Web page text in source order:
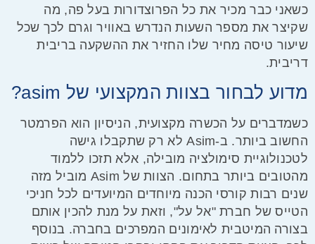
כשאני כבר מכיר את כל הפרוצדורות בעל פה, מה
שקיצר את מספר השעות הנדרש באוויר וגרם לכך שכל
שיעור טיסה מחיר שלו החזיר את ההשקעה בריבית
דריבית.
מדוע לבחור בצוות המקצועי של asim?
כשמדברים על הכשרה מקצועית, הניסיון הוא הפרמטר
החשוב ביותר. ב-Asim לא רק שתקבלו גישה
לטכנולוגיית סימולציה מובילה, אלא תזכו ללמוד
מהטובים ביותר בתחום. הצוות של Asim מוביל מזה
שנים רבות קורסי הכנה מיוחדים המיועדים לכל חניכי
הטייס של חברת "אל על", וזאת על מנת להכין אותם
בצורה המיטבית לאימונים המפרכים בחברה. בנוסף